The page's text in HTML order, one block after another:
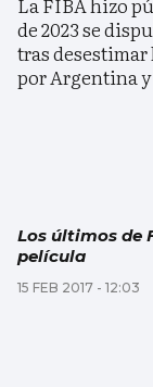
de 2023 se
tras
por Argentina
Los últimos de
película
15 FEB 2017 - 12:03